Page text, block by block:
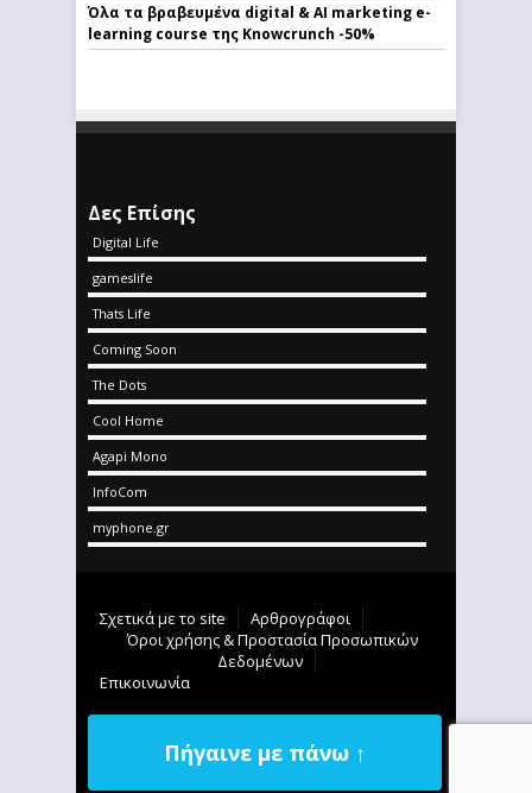
Όλα τα βραβευμένα digital & AI marketing e-
learning course της Knowcrunch -50%
Δες Επίσης
Digital Life
gameslife
Thats Life
Coming Soon
The Dots
Cool Home
Agapi Mono
InfoCom
myphone.gr
Σχετικά με το site
Αρθρογράφοι
Όροι χρήσης & Προστασία Προσωπικών
Δεδομένων
Επικοινωνία
Πήγαινε με πάνω ↑